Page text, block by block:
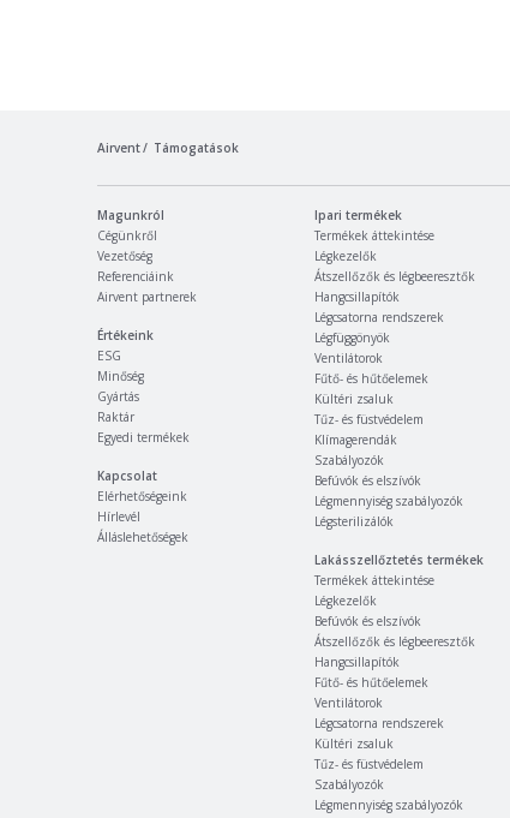
Airvent Támogatások
Magunkról
Cégünkről
Vezetőség
Referenciáink
Airvent partnerek
Értékeink
ESG
Minőség
Gyártás
Raktár
Egyedi termékek
Kapcsolat
Elérhetőségeink
Hírlevél
Álláslehetőségek
Ipari termékek
Termékek áttekintése
Légkezelők
Átszellőzők és légbeeresztők
Hangcsillapítók
Légcsatorna rendszerek
Légfüggönyök
Ventilátorok
Fűtő- és hűtőelemek
Kültéri zsaluk
Tűz- és füstvédelem
Klímagerendák
Szabályozók
Befúvók és elszívók
Légmennyiség szabályozók
Légsterilizálók
Lakásszellőztetés termékek
Termékek áttekintése
Légkezelők
Befúvók és elszívók
Átszellőzők és légbeeresztők
Hangcsillapítók
Fűtő- és hűtőelemek
Ventilátorok
Légcsatorna rendszerek
Kültéri zsaluk
Tűz- és füstvédelem
Szabályozók
Légmennyiség szabályozók